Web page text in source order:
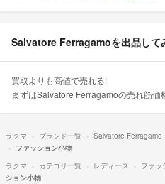
Salvatore Ferragamoを出品して
買取よりも高値で売れる!
まずはSalvatore Ferragamoの売れ筋価
ラクマ ブランド一覧 Salvatore Ferragamo
ファッション小物
ラクマ
カテゴリ一覧 レディース ファッ
ション小物